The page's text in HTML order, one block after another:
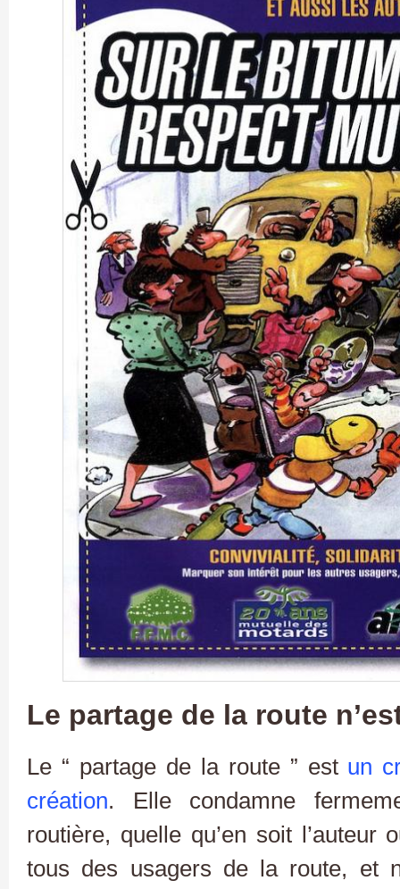
Le partage de la route
Le “ partage de la route ” est un
création. Elle condamne
routière, quelle qu’en soit l’auteur
tous des usagers de la route, et